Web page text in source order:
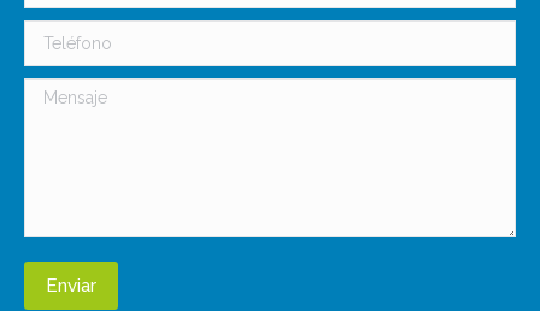
Teléfono
Mensaje
Enviar